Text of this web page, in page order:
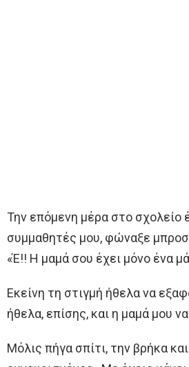
Την επόμενη μέρα στο σχολείο
συμμαθητές μου, φώναξε
«Έ!! Η μαμά σου έχει μόνο ένα
Εκείνη τη στιγμή ήθελα να
ήθελα, επίσης, και η μαμά μου
Μόλις πήγα σπίτι, την βρήκα